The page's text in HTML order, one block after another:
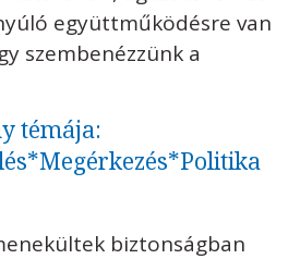
együttműködésre van
szembenézzünk a
témája:
biztonságban